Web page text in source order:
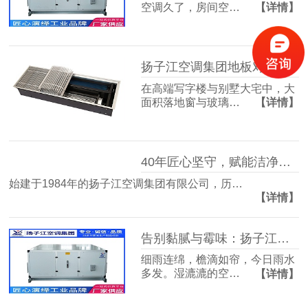
空调久了，房间空…
【详情】
扬子江空调集团地板对流器：破解冬冷夏热难题，打造四季如春的舒适空间
在高端写字楼与别墅大宅中，大
面积落地窗与玻璃…
【详情】
40年匠心坚守，赋能洁净空气未来
始建于1984年的扬子江空调集团有限公司，历…
【详情】
告别黏腻与霉味：扬子江空调的梅雨季舒适生活指南
细雨连绵，檐滴如帘，今日雨水
多发。湿漉漉的空…
【详情】